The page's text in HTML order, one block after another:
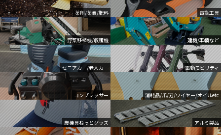
薬剤/薬液/肥料 電動工具
野菜移植機/収穫機 建機/車輌など
セニアカー/老人カー 電動モビリティ
コンプレッサー 消耗品/爪/刃/ワイヤー/オイルetc
農機具ねっとグッズ アルミ製品